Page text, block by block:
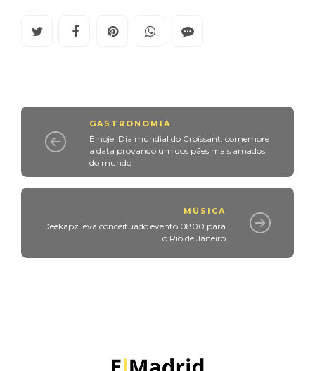
GASTRONOMIA
É hoje! Dia mundial do Croissant: comemore
a data provando um dos pães mais amados
do mundo
MÚSICA
Deekapz leva conceituado evento 0800 para
o Rio de Janeiro